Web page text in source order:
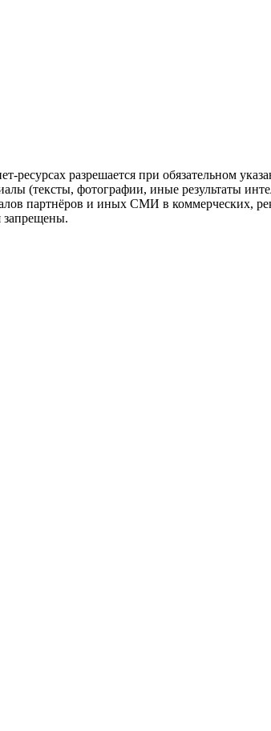
разрешается при обязательном
(тексты, фотографии, иные результаты
партнёров и иных СМИ в коммерческих,
запрещены.